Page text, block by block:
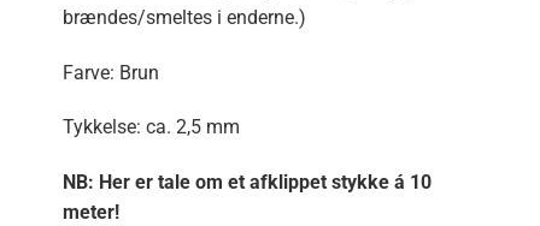
brændes/smeltes i enderne.)
Farve: Brun
Tykkelse: ca. 2,5 mm
NB: Her er tale om et afklippet stykke á 10
meter!